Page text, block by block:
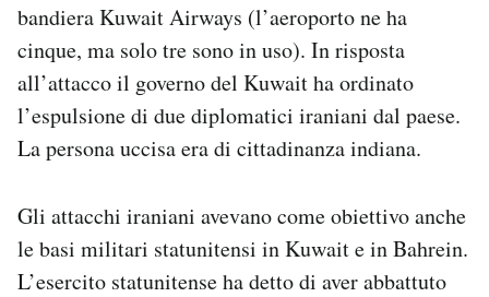
bandiera Kuwait Airways (l’aeroporto ne ha
cinque, ma solo tre sono in uso). In risposta
all’attacco il governo del Kuwait ha ordinato
l’espulsione di due diplomatici iraniani dal paese.
La persona uccisa era di cittadinanza indiana.
Gli attacchi iraniani avevano come obiettivo anche
le basi militari statunitensi in Kuwait e in Bahrein.
L’esercito statunitense ha detto di aver abbattuto